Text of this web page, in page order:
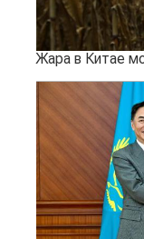
Жара в Китае